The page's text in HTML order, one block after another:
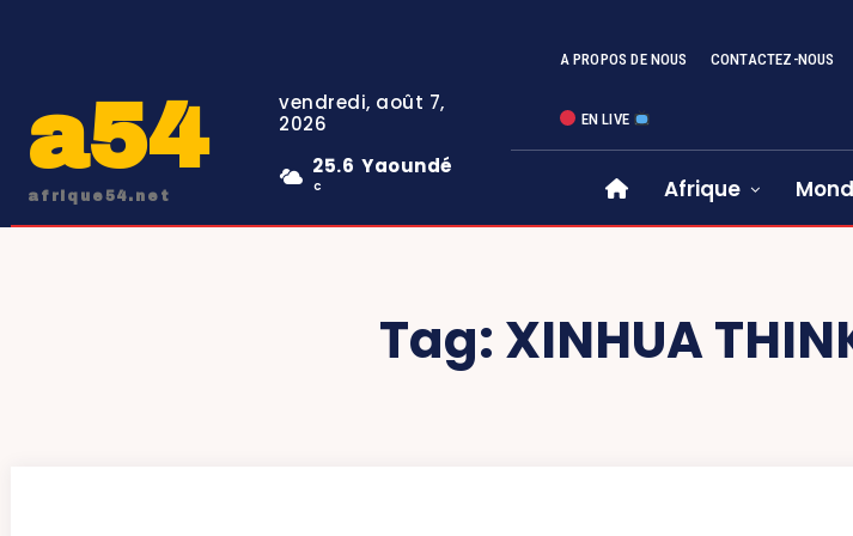
a54
afrique54.net
vendredi, août 7,
2026
25.6
C
Yaoundé
A PROPOS DE NOUS CONTACTEZ-NOUS
EN LIVE
Afrique
Tag: XINHUA